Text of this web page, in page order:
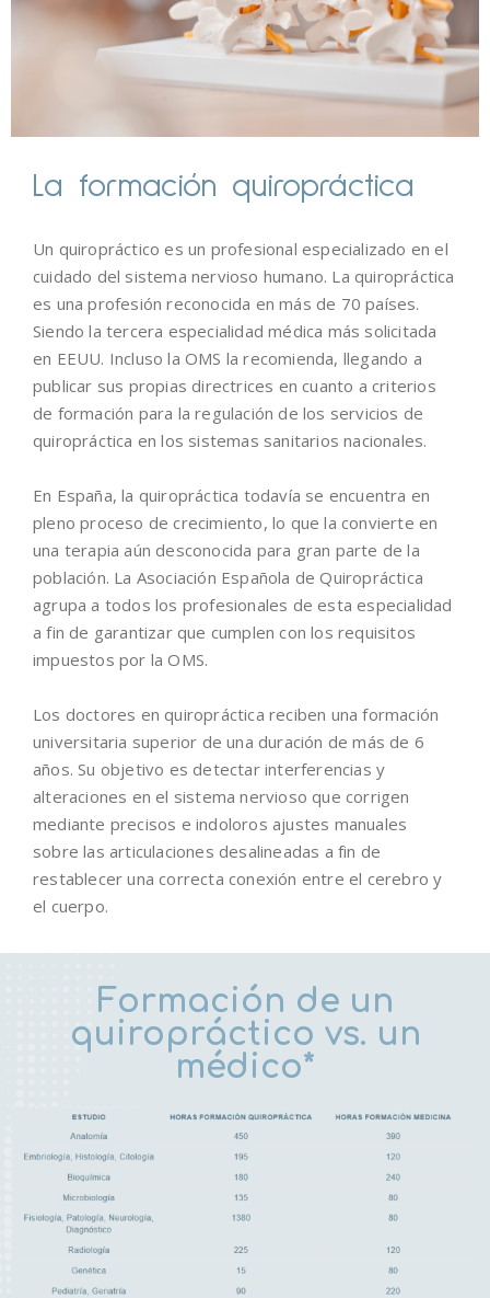
La formación quiropráctica
Un quiropráctico es un profesional especializado en el
cuidado del sistema nervioso humano. La quiropráctica
es una profesión reconocida en más de 70 países.
Siendo la tercera especialidad médica más solicitada
en EEUU. Incluso la OMS la recomienda, llegando a
publicar sus propias directrices en cuanto a criterios
de formación para la regulación de los servicios de
quiropráctica en los sistemas sanitarios nacionales.
En España, la quiropráctica todavía se encuentra en
pleno proceso de crecimiento, lo que la convierte en
una terapia aún desconocida para gran parte de la
población. La Asociación Española de Quiropráctica
agrupa a todos los profesionales de esta especialidad
a fin de garantizar que cumplen con los requisitos
impuestos por la OMS.
Los doctores en quiropráctica reciben una formación
universitaria superior de una duración de más de 6
años. Su objetivo es detectar interferencias y
alteraciones en el sistema nervioso que corrigen
mediante precisos e indoloros ajustes manuales
sobre las articulaciones desalineadas a fin de
restablecer una correcta conexión entre el cerebro y
el cuerpo.
Formación de un
quiropráctico vs. un
médico*